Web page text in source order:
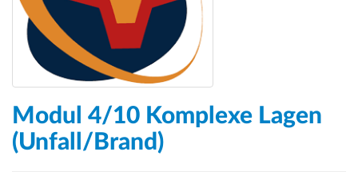
Modul 4/10 Komplexe Lagen
(Unfall/Brand)